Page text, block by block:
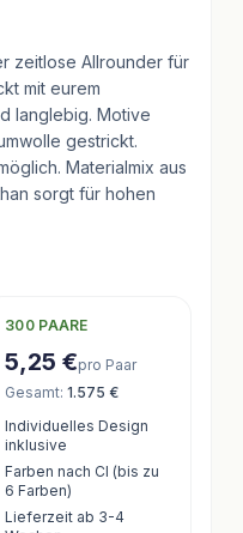
zeitlose Allrounder für
mit eurem
langlebig. Motive
gestrickt.
Materialmix aus
sorgt für hohen
300 PAARE
5,25 €pro Paar
Gesamt: 1.575 €
Individuelles Design
inklusive
Farben nach CI (bis zu
6 Farben)
Lieferzeit ab 3-4